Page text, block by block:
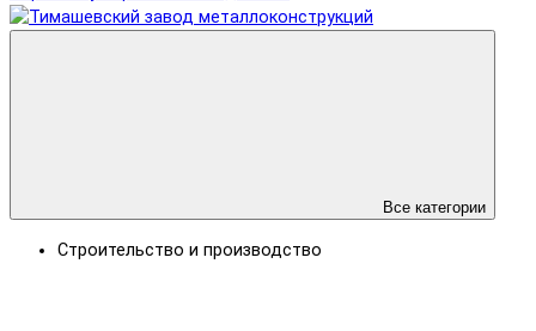
Все категории
Строительство и производство